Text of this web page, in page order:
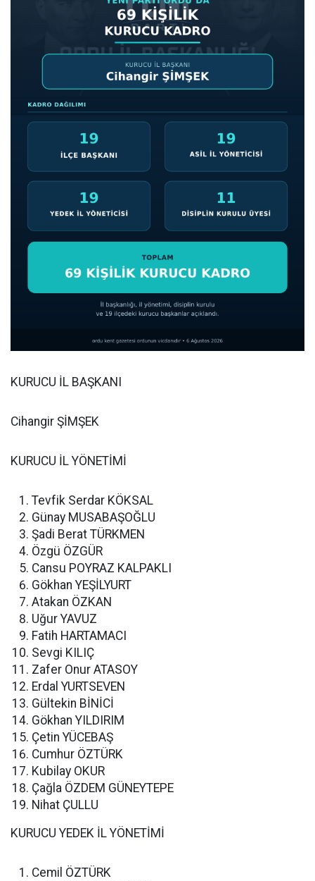
KURUCU İL BAŞKANI
Cihangir ŞİMŞEK
KURUCU İL YÖNETİMİ
Tevfik Serdar KÖKSAL
Günay MUSABAŞOĞLU
Şadi Berat TÜRKMEN
Özgü ÖZGÜR
Cansu POYRAZ KALPAKLI
Gökhan YEŞİLYURT
Atakan ÖZKAN
Uğur YAVUZ
Fatih HARTAMACI
Sevgi KILIÇ
Zafer Onur ATASOY
Erdal YURTSEVEN
Gültekin BİNİCİ
Gökhan YILDIRIM
Çetin YÜCEBAŞ
Cumhur ÖZTÜRK
Kubilay OKUR
Çağla ÖZDEM GÜNEYTEPE
Nihat ÇULLU
KURUCU YEDEK İL YÖNETİMİ
Cemil ÖZTÜRK